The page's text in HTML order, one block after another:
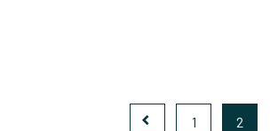
1 2